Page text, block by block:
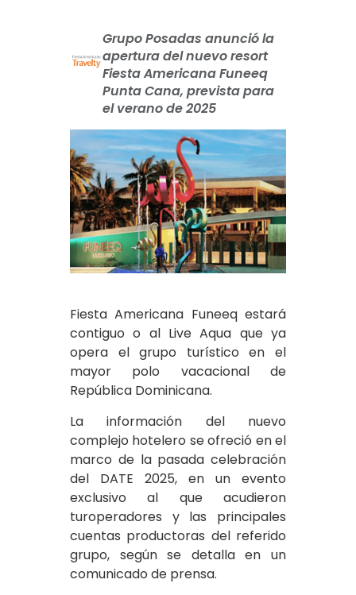
Grupo Posadas anunció la
apertura del nuevo resort
Fiesta Americana Funeeq
Punta Cana, prevista para
el verano de 2025
Fiesta Americana Funeeq estará
contiguo o al Live Aqua que ya
opera el grupo turístico en el
mayor polo vacacional de
República Dominicana.
La información del nuevo
complejo hotelero se ofreció en el
marco de la pasada celebración
del DATE 2025, en un evento
exclusivo al que acudieron
turoperadores y las principales
cuentas productoras del referido
grupo, según se detalla en un
comunicado de prensa.